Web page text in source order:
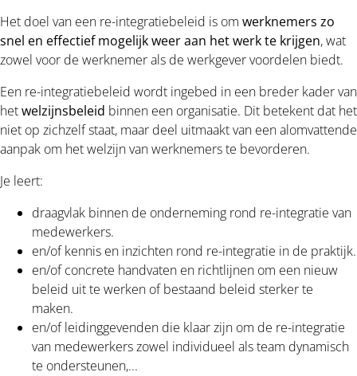
Het doel van een re-integratiebeleid is om werknemers zo
snel en effectief mogelijk weer aan het werk te krijgen, wat
zowel voor de werknemer als de werkgever voordelen biedt.
Een re-integratiebeleid wordt ingebed in een breder kader van
hetwelzijnsbeleid binnen een organisatie. Dit betekent dat het
niet op zichzelf staat, maar deel uitmaakt van een alomvattende
aanpak om het welzijn van werknemers te bevorderen.
Je leert:
draagvlak binnen de onderneming rond re-integratie van
medewerkers.
en/of kennis en inzichten rond re-integratie in de praktijk.
en/of concrete handvaten en richtlijnen om een nieuw
beleid uit te werken of bestaand beleid sterker te
maken.
en/of leidinggevenden die klaar zijn om de re-integratie
van medewerkers zowel individueel als team dynamisch
te ondersteunen,...